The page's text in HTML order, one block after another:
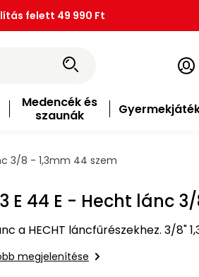
felett 49 990 Ft
Medencék és
szaunák
3/8 - 1,3mm 44 szem
E 44 E - Hecht lánc
a HECHT láncfűrészekhez. 3/8"
megjelenítése